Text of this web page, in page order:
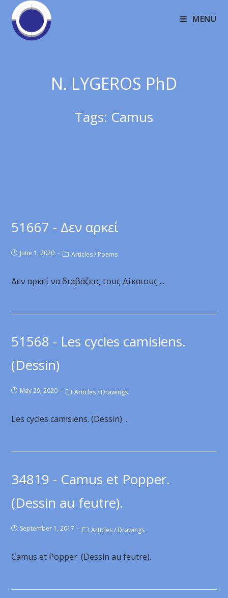
MENU
N. LYGEROS PhD
Tags: Camus
51667 - Δεν αρκεί
June 1, 2020 Articles / Poems
Δεν αρκεί να διαβάζεις τους Δίκαιους ...
51568 - Les cycles camisiens.
(Dessin)
May 29, 2020 Articles / Drawings
Les cycles camisiens. (Dessin) ...
34819 - Camus et Popper.
(Dessin au feutre).
September 1, 2017 Articles / Drawings
Camus et Popper. (Dessin au feutre).